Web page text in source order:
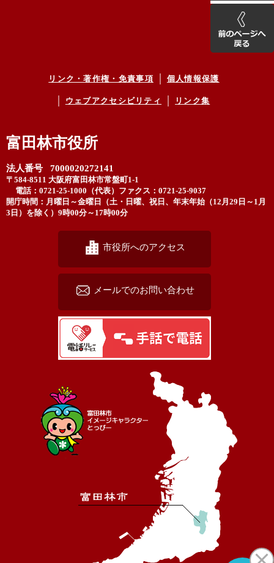
リンク・著作権・免責事項 個人情報保護
ウェブアクセシビリティ リンク集
富田林市役所
法人番号 7000020272141
〒584-8511 大阪府富田林市常盤町1-1
電話：0721-25-1000（代表） ファクス：0721-25-9037
開庁時間：月曜日～金曜日（土・日曜、祝日、年末年始（12月29日～1月
3日）を除く）9時00分～17時00分
市役所へのアクセス
メールでのお問い合わせ